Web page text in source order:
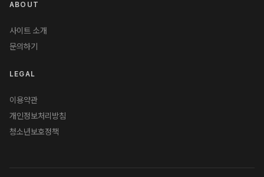
ABOUT
사이트 소개
문의하기
LEGAL
이용약관
개인정보처리방침
청소년보호정책